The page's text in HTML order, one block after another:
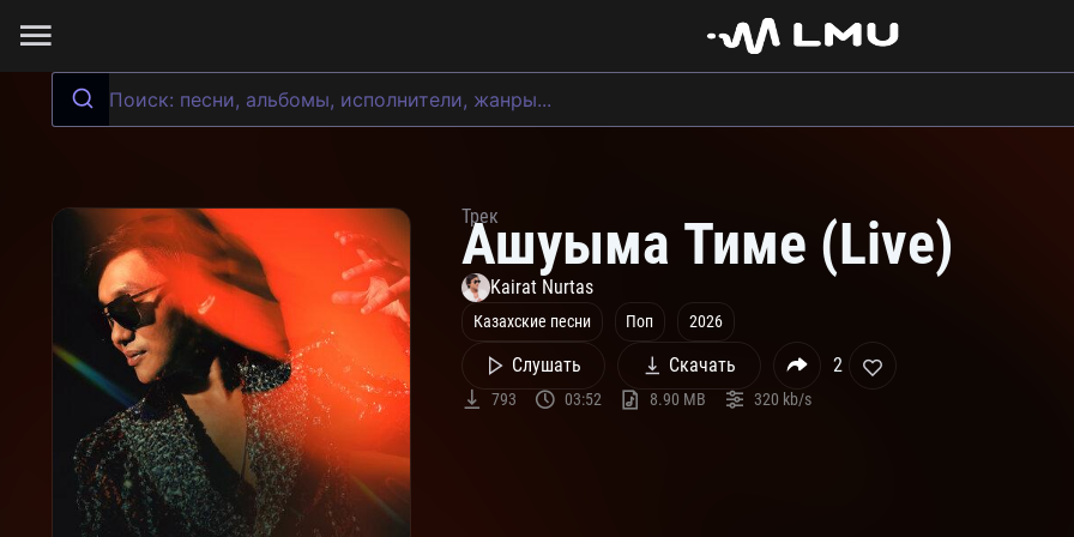
Трек
Ашуыма Тиме (Live)
Kairat Nurtas
Казахские песни Поп 2026
Слушать Скачать 2
793 03:52 8.90 MB 320 kb/s